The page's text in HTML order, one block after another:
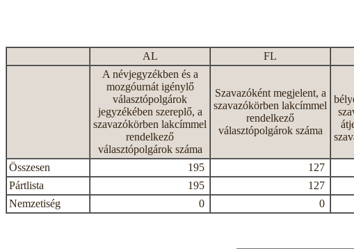
AL FL
A névjegyzékben és a
mozgóurnát igénylő
választópolgárok
jegyzékében szereplő, a
szavazókörben lakcímmel
rendelkező
választópolgárok száma
Szavazóként megjelent, a
szavazókörben lakcímmel
rendelkező
választópolgárok száma
Összesen 195 127
Pártlista
195 127
Nemzetiség
0 0